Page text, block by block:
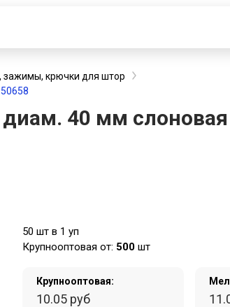
зажимы, крючки для штор
40 мм
50 шт в 1 уп
Крупнооптовая от: 500 шт
Крупнооптовая:
10.05 руб